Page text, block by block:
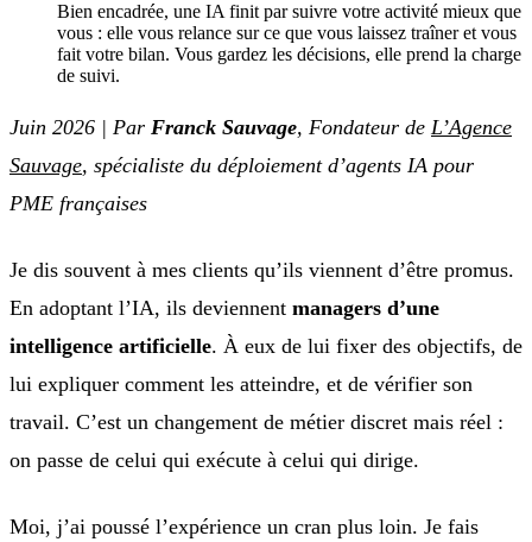
Bien encadrée, une IA finit par suivre votre activité mieux que
vous : elle vous relance sur ce que vous laissez traîner et vous
fait votre bilan. Vous gardez les décisions, elle prend la charge
de suivi.
Juin 2026 | Par Franck Sauvage, Fondateur de L’Agence
Sauvage, spécialiste du déploiement d’agents IA pour
PME françaises
Je dis souvent à mes clients qu’ils viennent d’être promus.
En adoptant l’IA, ils deviennent managers d’une
intelligence artificielle. À eux de lui fixer des objectifs, de
lui expliquer comment les atteindre, et de vérifier son
travail. C’est un changement de métier discret mais réel :
on passe de celui qui exécute à celui qui dirige.
Moi, j’ai poussé l’expérience un cran plus loin. Je fais